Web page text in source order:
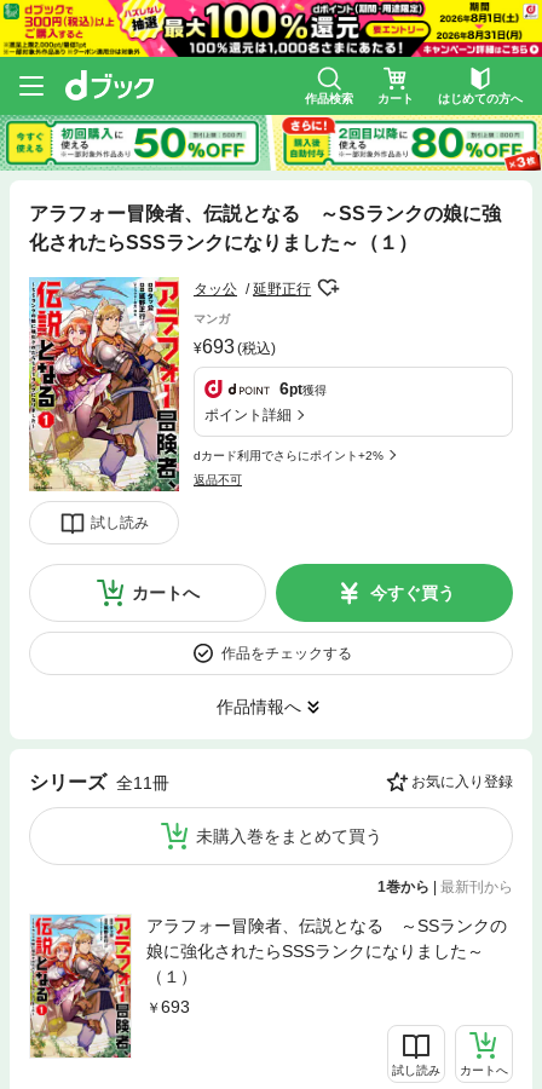
作品検索 カート はじめての方へ
アラフォー冒険者、伝説となる ～SSランクの娘に強
化されたらSSSランクになりました～（１）
試し読み
タッ公 延野正行
マンガ
693(税込)
6pt獲得
ポイント詳細
dカード利用でさらにポイント+2%
返品不可
カートへ 今すぐ買う
作品をチェックする
作品情報へ
シリーズ 全11冊 お気に入り登録
未購入巻をまとめて買う
1巻から | 最新刊から
アラフォー冒険者、伝説となる ～SSランクの
娘に強化されたらSSSランクになりました～
（１）
693
試し読み カートへ